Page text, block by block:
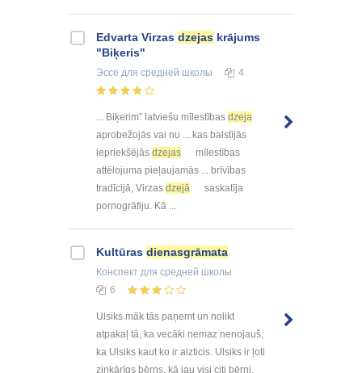
Edvarta Virzas dzejas krājums
"Biķeris"
Эссе для средней школы 4
... Biķerim” latviešu mīlestības dzeja
aprobežojās vai nu ... kas balstījās
iepriekšējās dzejas
mīlestības
attēlojuma pieļaujamās ... brīvības
tradīcijā, Virzas dzejā
saskatīja
pornogrāfiju. Kā ...
Kultūras dienasgrāmata
Конспект для средней школы
6
Ulsiks māk tās paņemt un nolikt
atpakaļ tā, ka vecāki nemaz nenojauš,
ka Ulsiks kaut ko ir aizticis. Ulsiks ir ļoti
ziņkārīgs bērns, kā jau visi citi bērni.